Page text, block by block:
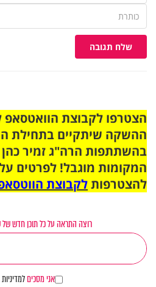
שלח תגובה
ההשקה שיתקיים בתחילת
בהשתתפות הרה"ג זמיר
המקומות מוגבל! לפרטים
להצטרפותלקבוצת
רוצה התראה על כל תוכן חדש
אני מסכים